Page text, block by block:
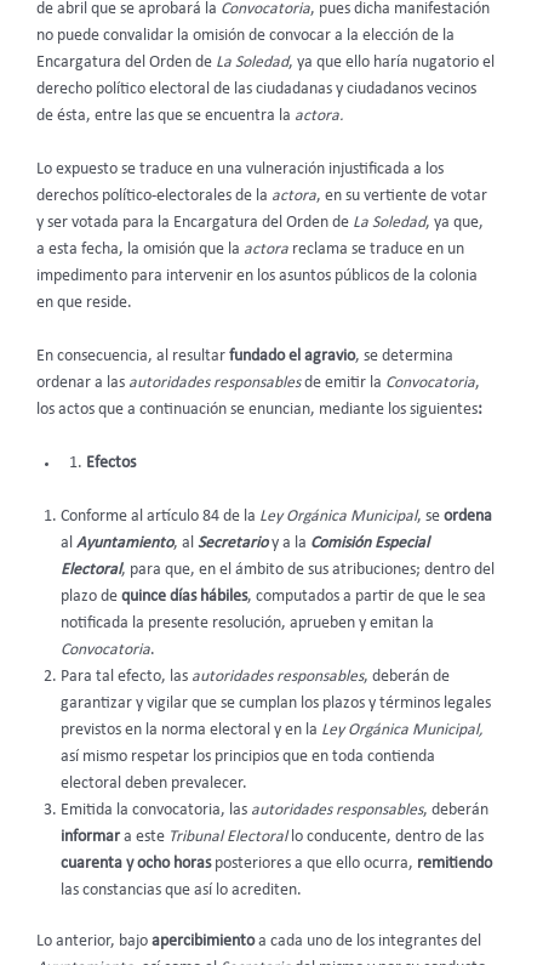
de abril que se aprobará la Convocatoria, pues dicha manifestación
no puede convalidar la omisión de convocar a la elección de la
Encargatura del Orden de La Soledad, ya que ello haría nugatorio el
derecho político electoral de las ciudadanas y ciudadanos vecinos
de ésta, entre las que se encuentra la actora.
Lo expuesto se traduce en una vulneración injustificada a los
derechos político-electorales de la actora, en su vertiente de votar
y ser votada para la Encargatura del Orden de La Soledad, ya que,
a esta fecha, la omisión que la actora reclama se traduce en un
impedimento para intervenir en los asuntos públicos de la colonia
en que reside.
En consecuencia, al resultar fundado el agravio, se determina
ordenar a las autoridades responsablesde emitir la Convocatoria,
los actos que a continuación se enuncian, mediante los siguientes:
Efectos
Conforme al artículo 84 de la Ley Orgánica Municipal, se ordena
al Ayuntamiento, al Secretarioy a la Comisión Especial
Electoral, para que, en el ámbito de sus atribuciones; dentro del
plazo de quince días hábiles, computados a partir de que le sea
notificada la presente resolución, aprueben y emitan la
Convocatoria.
Para tal efecto, las autoridades responsables, deberán de
garantizar y vigilar que se cumplan los plazos y términos legales
previstos en la norma electoral y en la Ley Orgánica Municipal,
así mismo respetar los principios que en toda contienda
electoral deben prevalecer.
Emitida la convocatoria, las autoridades responsables, deberán
informara este Tribunal Electorallo conducente, dentro de las
cuarenta y ocho horasposteriores a que ello ocurra, remitiendo
las constancias que así lo acrediten.
Lo anterior, bajo apercibimientoa cada uno de los integrantes del